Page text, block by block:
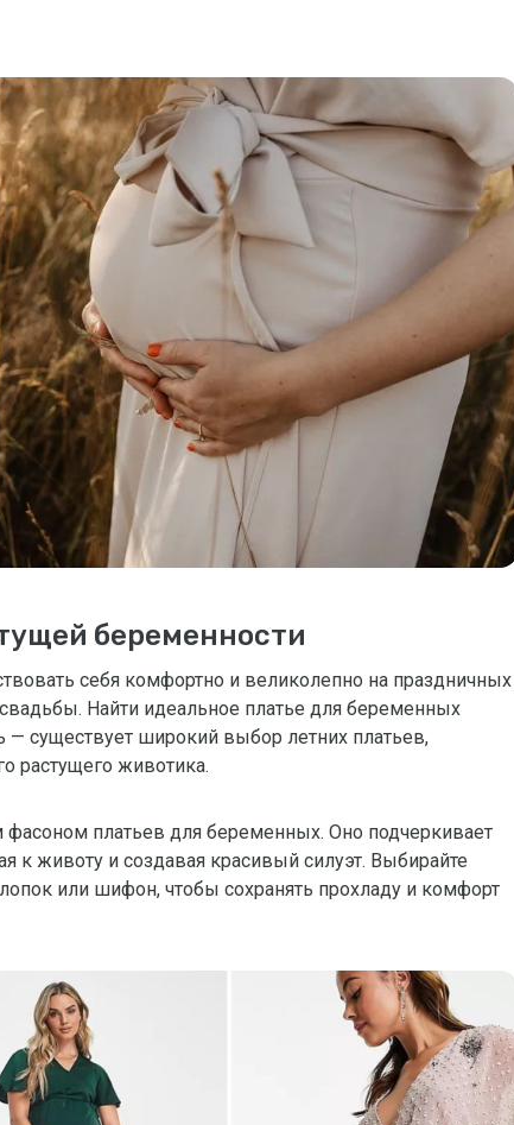
беременности
себя комфортно и великолепно на праздничных
Найти идеальное платье для беременных
— существует широкий выбор летних платьев,
растущего животика.
фасоном платьев для беременных. Оно подчеркивает
к животу и создавая красивый силуэт. Выбирайте
или шифон, чтобы сохранять прохладу и комфорт